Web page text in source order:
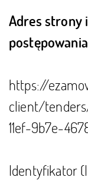
Adres strony
https://
client/
11ef-9b7e-
Identyfikator